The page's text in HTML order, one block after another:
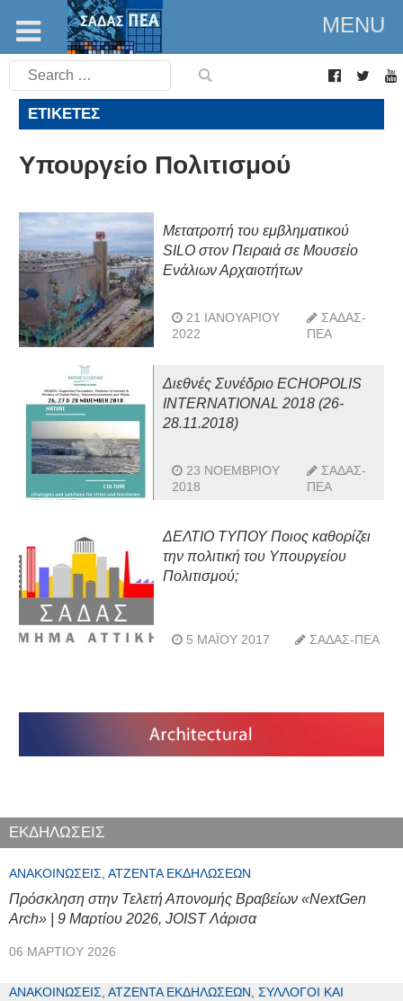
MENU
Search
for:
ΕΤΙΚΈΤΕΣ
Υπουργείο Πολιτισμού
Μετατροπή του εμβληματικού
SILO στον Πειραιά σε Μουσείο
Ενάλιων Αρχαιοτήτων
21 ΙΑΝΟΥΑΡΊΟΥ
2022
ΣΑΔΑΣ-
ΠΕΑ
Διεθνές Συνέδριο ECHOPOLIS
INTERNATIONAL 2018 (26-
28.11.2018)
23 ΝΟΕΜΒΡΊΟΥ
2018
ΣΑΔΑΣ-
ΠΕΑ
ΔΕΛΤΙΟ ΤΥΠΟΥ Ποιος καθορίζει
την πολιτική του Υπουργείου
Πολιτισμού;
5 ΜΑΪ́ΟΥ 2017 ΣΑΔΑΣ-ΠΕΑ
ΕΚΔΗΛΩΣΕΙΣ
ΑΝΑΚΟΙΝΏΣΕΙΣ, ΑΤΖΈΝΤΑ ΕΚΔΗΛΏΣΕΩΝ
Πρόσκληση στην Τελετή Απονομής Βραβείων «NextGen
Arch» | 9 Μαρτίου 2026, JOIST Λάρισα
06 ΜΑΡΤΊΟΥ 2026
ΑΝΑΚΟΙΝΏΣΕΙΣ, ΑΤΖΈΝΤΑ ΕΚΔΗΛΏΣΕΩΝ, ΣΎΛΛΟΓΟΙ ΚΑΙ